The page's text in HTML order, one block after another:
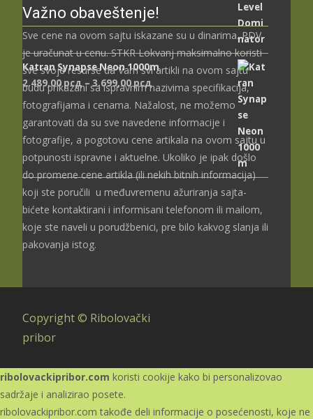
Katran Synapse Neon 1000m
2.489,00рсд – 3.699,00рсдРаспон цена: од
2.489,00 рсд до
Važno obaveštenje!
Sve cene na ovom sajtu iskazane su u dinarima. PDV
je uračunat u cenu. STKR Lokvanj maksimalno koristi
sve svoje resurse da Vam svi artikli na ovom sajtu
budu prikazani sa ispravnim nazivima specifikacija,
fotografijama i cenama. Nažalost, ne možemo
garantovati da su sve navedene informacije i
fotografije, a pogotovu cene artikala na ovom sajtu u
potpunosti ispravne i aktuelne. Ukoliko je ipak došlo
do promene cene artikla (ili nekih bitnih informacija)
koji ste poručili u međuvremenu ažuriranja sajta-
bićete kontaktirani i informisani telefonom ili mailom,
koje ste naveli u porudžbenici, pre bilo kakvog slanja ili
pakovanja istog.
Copyright © Ribolovački
pribor
ribolovackipribor.com koristi cookije kako bi personalizovao
sadržaje i analizirao posete.
ribolovackipribor.com takođe deli informacije o posećenosti, koje ne